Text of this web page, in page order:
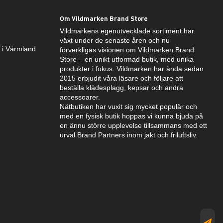
Värmland
Om Vildmarken Brand Store
Vildmarkens egenutvecklade sortiment har
växt under de senaste åren och nu
förverkligas visionen om Vildmarken Brand
Store – en unikt utformad butik, med unika
produkter i fokus. Vildmarken har ända sedan
2015 erbjudit våra läsare och följare att
beställa klädesplagg, kepsar och andra
accessoarer.
Nätbutiken har vuxit sig mycket populär och
med en fysisk butik hoppas vi kunna bjuda på
en ännu större upplevelse tillsammans med ett
urval Brand Partners inom jakt och friluftsliv.